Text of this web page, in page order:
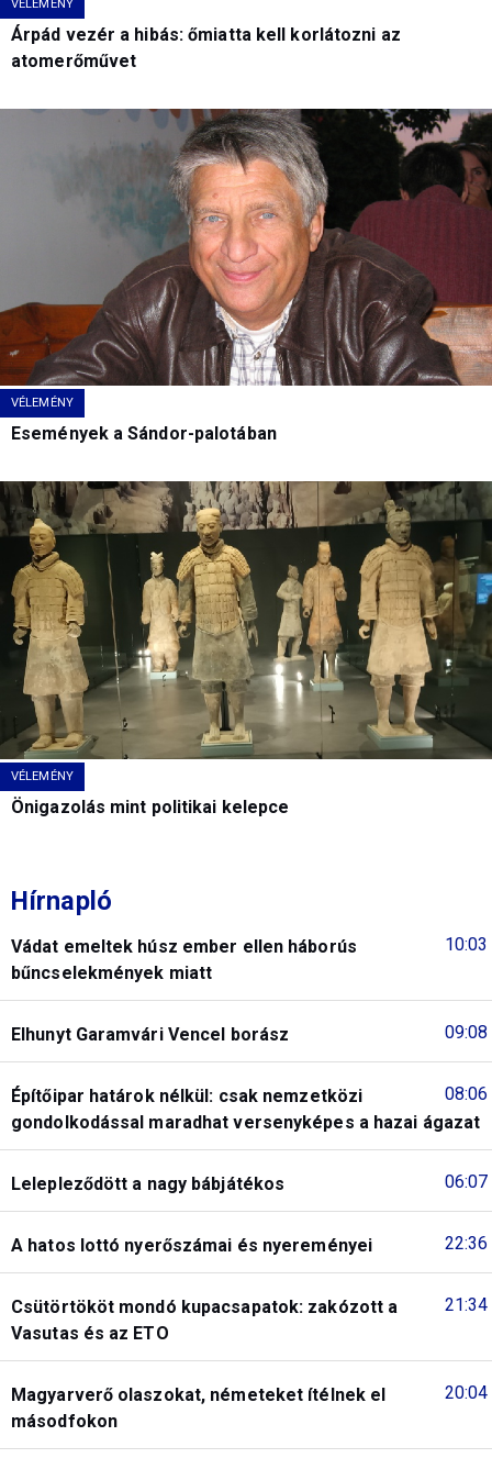
VÉLEMÉNY
Árpád vezér a hibás: őmiatta kell korlátozni az
atomerőművet
VÉLEMÉNY
Események a Sándor-palotában
VÉLEMÉNY
Önigazolás mint politikai kelepce
Hírnapló
10:03
Vádat emeltek húsz ember ellen háborús
bűncselekmények miatt
09:08
Elhunyt Garamvári Vencel borász
08:06
Építőipar határok nélkül: csak nemzetközi
gondolkodással maradhat versenyképes a hazai ágazat
06:07
Lelepleződött a nagy bábjátékos
22:36
A hatos lottó nyerőszámai és nyereményei
21:34
Csütörtököt mondó kupacsapatok: zakózott a
Vasutas és az ETO
20:04
Magyarverő olaszokat, németeket ítélnek el
másodfokon